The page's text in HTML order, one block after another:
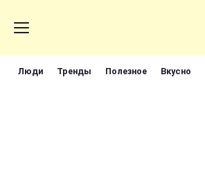
Люди Тренды Полезное Вкусно